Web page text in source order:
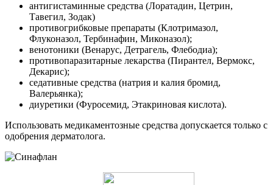
антигистаминные средства (Лоратадин, Цетрин,
Тавегил, Зодак)
противогрибковые препараты (Клотримазол,
Флуконазол, Тербинафин, Миконазол);
венотоники (Венарус, Детрагель, Флебодиа);
противопаразитарные лекарства (Пирантел, Вермокс,
Декарис);
седативные средства (натрия и калия бромид,
Валерьянка);
диуретики (Фуросемид, Этакриновая кислота).
Использовать медикаментозные средства допускается только с
одобрения дерматолога.